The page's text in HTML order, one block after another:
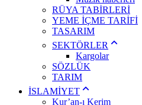
RÜYA TABİRLERİ
YEME İÇME TARİFİ
TASARIM
SEKTÖRLER
Kargolar
SÖZLÜK
TARIM
İSLAMİYET
Kur’an-ı Kerim